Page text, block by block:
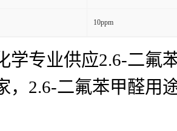
10ppm
学专业供应2.6-二氟
，2.6-二氟苯甲醛用